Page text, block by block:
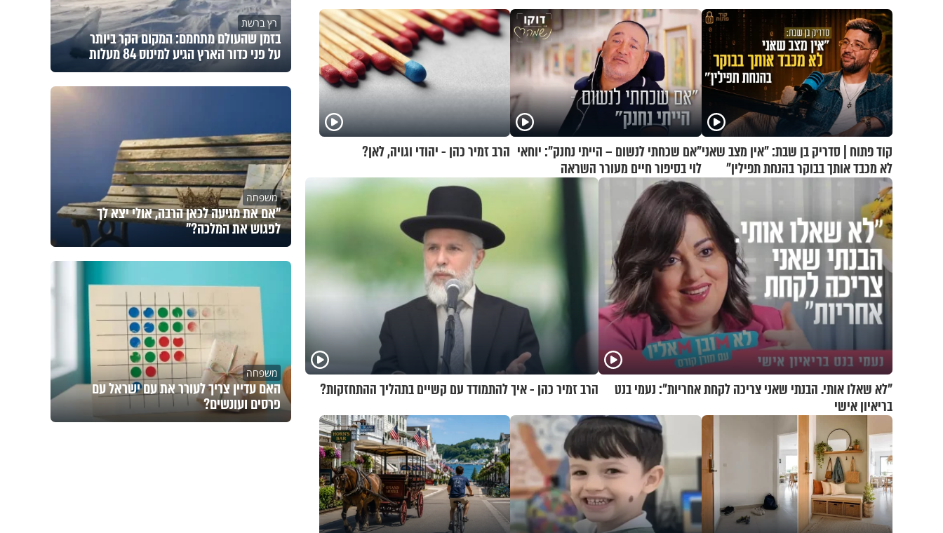
קוד פתוח | סדריק בן שבת: "אין מצב שאני
לא מכבד אותך בבוקר בהנחת תפילין"
"אם שכחתי לנשום – הייתי נחנק": יוחאי
לוי בסיפור חיים מעורר השראה
הרב זמיר כהן - יהודי וגויה, לאן?
"לא שאלו אותי. הבנתי שאני צריכה לקחת אחריות": נעמי בנט
בריאיון אישי
הרב זמיר כהן - איך להתמודד עם קשיים בתהליך ההתחזקות?
רץ ברשת
בזמן שהעולם מתחמם: המקום הקר ביותר
על פני כדור הארץ הגיע למינוס 84 מעלות
משפחה
"אם את מגיעה לכאן הרבה, אולי יצא לך
לפגוש את המלכה?"
משפחה
האם עדיין צריך לעורר את עם ישראל עם
פרסים ועונשים?